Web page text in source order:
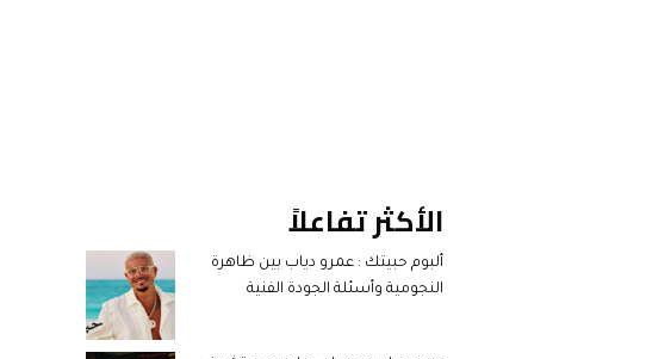
الأكثر تفاعلاً
ألبوم حبيتك : عمرو دياب بين ظاهرة
النجومية وأسئلة الجودة الفنية